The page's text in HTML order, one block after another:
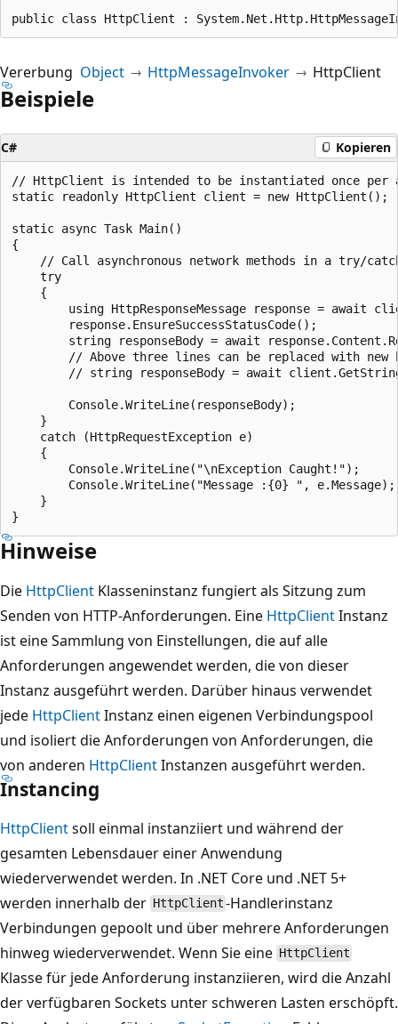
public class HttpClient :
Vererbung Object HttpMessageInvoker HttpClient
Beispiele
C# Kopieren
// HttpClient is intended to be instantiated once per
static readonly HttpClient client = new HttpClient();
static async Task Main()
{
// Call asynchronous network methods in a try/
    try
    {
using HttpResponseMessage response = await
        response.EnsureSuccessStatusCode();
string responseBody = await
// Above three lines can be replaced with new
// string responseBody = await
        Console.WriteLine(responseBody);
    }
    catch (HttpRequestException e)
    {
        Console.WriteLine("\nException Caught!");
        Console.WriteLine("Message :{0} ", e.Message);
    }
Hinweise
Die HttpClient Klasseninstanz fungiert als Sitzung zum
Senden von HTTP-Anforderungen. Eine HttpClientInstanz
ist eine Sammlung von Einstellungen, die auf alle
Anforderungen angewendet werden, die von dieser
Instanz ausgeführt werden. Darüber hinaus verwendet
jede HttpClientInstanz einen eigenen Verbindungspool
und isoliert die Anforderungen von Anforderungen, die
von anderen HttpClientInstanzen ausgeführt werden.
Instancing
HttpClientsoll einmal instanziiert und während der
gesamten Lebensdauer einer Anwendung
wiederverwendet werden. In .NET Core und .NET 5+
werden innerhalb der HttpClient -Handlerinstanz
Verbindungen gepoolt und über mehrere Anforderungen
hinweg wiederverwendet. Wenn Sie eine HttpClient
Klasse für jede Anforderung instanziieren, wird die Anzahl
der verfügbaren Sockets unter schweren Lasten erschöpft.